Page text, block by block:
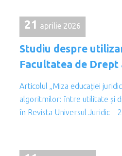
21 aprilie 2026
Studiu despre
Facultatea de Drept
Articolul „Miza educației
algoritmilor: între utilitate și
în Revista Universul Juridic –